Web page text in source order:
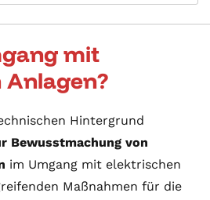
mit
Hintergrund
Bewusstmachung von
im Umgang mit elektrischen
Maßnahmen für die